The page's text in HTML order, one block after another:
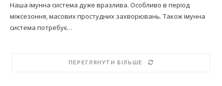
Наша імунна система дуже вразлива. Особливо в період
міжсезоння, масових простудних захворювань. Також імунна
система потребує…
ПЕРЕГЛЯНУТИ БІЛЬШЕ